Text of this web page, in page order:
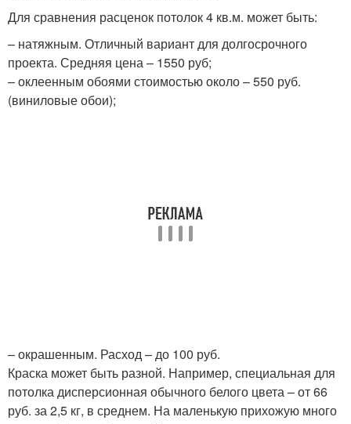
Для сравнения расценок потолок 4 кв.м. может быть:
– натяжным. Отличный вариант для долгосрочного
проекта. Средняя цена – 1550 руб;
– оклеенным обоями стоимостью около – 550 руб.
(виниловые обои);
– окрашенным. Расход – до 100 руб.
Краска может быть разной. Например, специальная для
потолка дисперсионная обычного белого цвета – от 66
руб. за 2,5 кг, в среднем. На маленькую прихожую много